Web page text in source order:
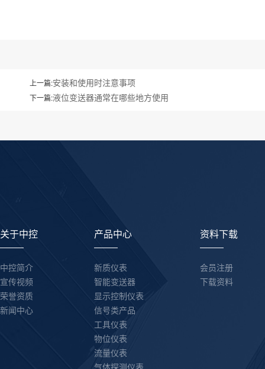
上一篇:安装和使用时注意事项
下一篇:液位变送器通常在哪些地方使用
关于中控
中控简介
宣传视频
荣誉资质
新闻中心
产品中心
新质仪表
智能变送器
显示控制仪表
信号类产品
工具仪表
物位仪表
流量仪表
资料下载
会员注册
下载资料